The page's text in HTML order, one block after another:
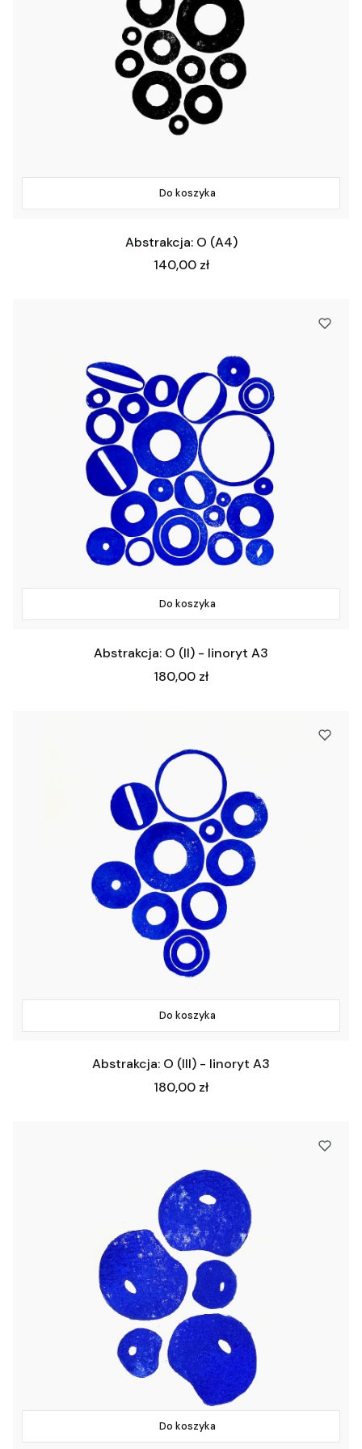
Do koszyka
Abstrakcja: O (A4)
Cena
140,00 zł
Do koszyka
Abstrakcja: O (II) - linoryt A3
Cena
180,00 zł
Do koszyka
Abstrakcja: O (III) - linoryt A3
Cena
180,00 zł
Do koszyka